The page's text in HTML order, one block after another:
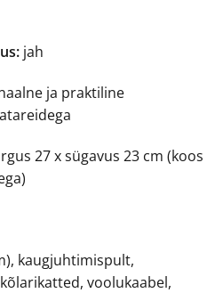
jah
ja praktiline
27 x sügavus 23 cm (koos
kaugjuhtimispult,
voolukaabel,